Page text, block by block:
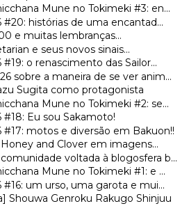
Mune no Tokimeki #3: en...
#20: histórias de uma encantad...
e muitas lembranças...
e seus novos sinais...
o renascimento das Sailor...
sobre a maneira de se ver anim...
Sugita como protagonista
Mune no Tokimeki #2: se...
#18: Eu sou Sakamoto!
#17: motos e diversão em Bakuon!!
and Clover em imagens...
voltada à blogosfera b...
Mune no Tokimeki #1: e ...
#16: um urso, uma garota e mui...
Shouwa Genroku Rakugo Shinjuu